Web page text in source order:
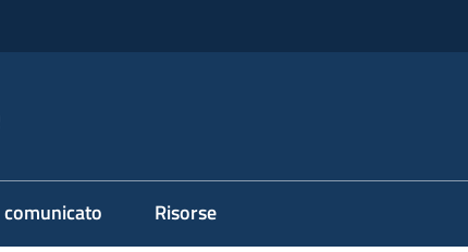
comunicato Risorse